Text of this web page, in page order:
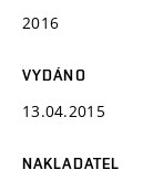
2016
VYDÁNO
13.04.2015
NAKLADATEL